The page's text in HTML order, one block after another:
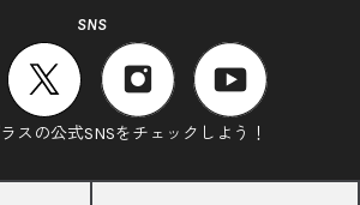
SNS
スの公式SNSをチェックしよう！